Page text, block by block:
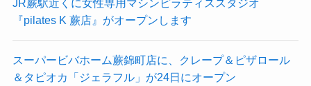
JR蕨駅近くに女性専用マシンピラティススタジオ
『pilates K 蕨店』がオープンします
スーパービバホーム蕨錦町店に、クレープ＆ピザロール
＆タピオカ「ジェラフル」が24日にオープン